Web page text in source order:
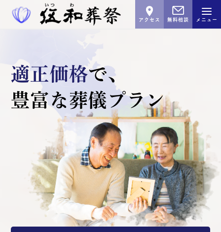
メニュー
無料相談
アクセス
適正価格で､
豊富な葬儀プラン